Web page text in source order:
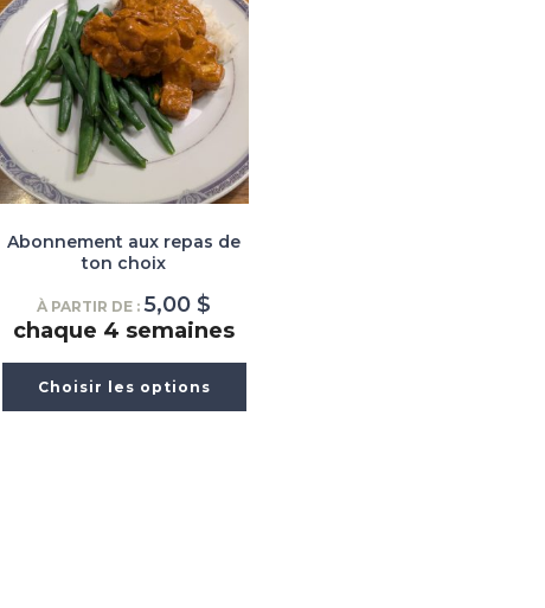
Abonnement aux repas de
ton choix
À PARTIR DE :5,00 $
chaque 4 semaines
Choisir les options